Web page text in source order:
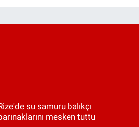
su samuru balıkçı
mesken tuttu